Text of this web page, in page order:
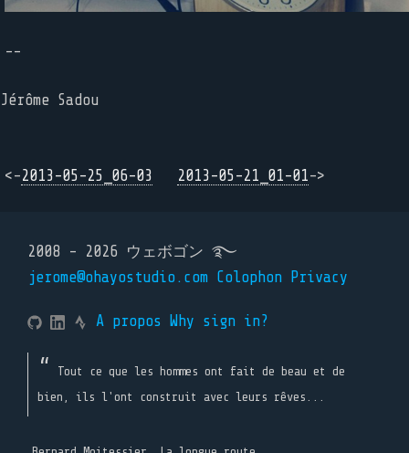
--
Jérôme Sadou
<-2013-05-25_06-03 2013-05-21_01-01->
2008 - 2026 ウェボゴン ࿐
jerome@ohayostudio.com Colophon Privacy
A propos Why sign in?
Tout ce que les hommes ont fait de beau et de
bien, ils l'ont construit avec leurs rêves...